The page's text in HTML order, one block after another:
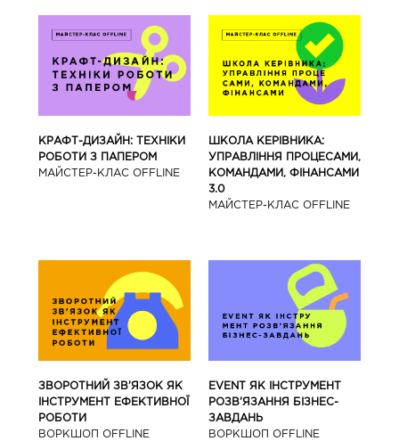
КРАФТ-ДИЗАЙН: ТЕХНІКИ
РОБОТИ З ПАПЕРОМ
МАЙCТЕР-КЛАС OFFLINE
ШКОЛА КЕРІВНИКА:
УПРАВЛІННЯ ПРОЦЕСАМИ,
КОМАНДАМИ, ФІНАНСАМИ
3.0
МАЙCТЕР-КЛАС OFFLINE
ЗВОРОТНИЙ ЗВ’ЯЗОК ЯК
ІНСТРУМЕНТ ЕФЕКТИВНОЇ
РОБОТИ
ВОРКШОП OFFLINE
EVENT ЯК ІНСТРУМЕНТ
РОЗВ’ЯЗАННЯ БІЗНЕС-
ЗАВДАНЬ
ВОРКШОП OFFLINE